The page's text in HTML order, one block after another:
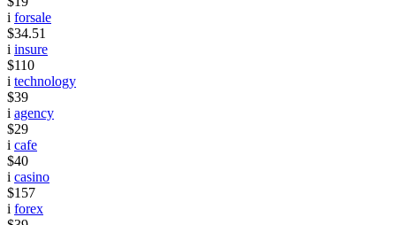
i forsale
$34.51
i insure
$110
i technology
$39
i agency
$29
i cafe
$40
i casino
$157
i forex